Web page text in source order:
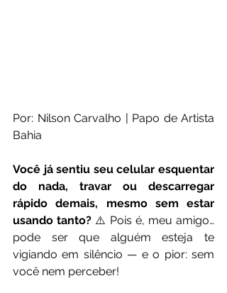
Por: Nilson Carvalho | Papo de Artista
Bahia
Você já sentiu seu celular esquentar
do nada, travar ou descarregar
rápido demais, mesmo sem estar
usando tanto? ⚠️ Pois é, meu amigo…
pode ser que alguém esteja te
vigiando em silêncio — e o pior: sem
você nem perceber!